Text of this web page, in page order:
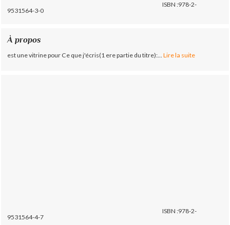
ISBN :978-2-
9531564-3-0
À propos
est une vitrine pour Ce que j'écris(1 ere partie du titre):... Lire la suite
ISBN :978-2-
9531564-4-7